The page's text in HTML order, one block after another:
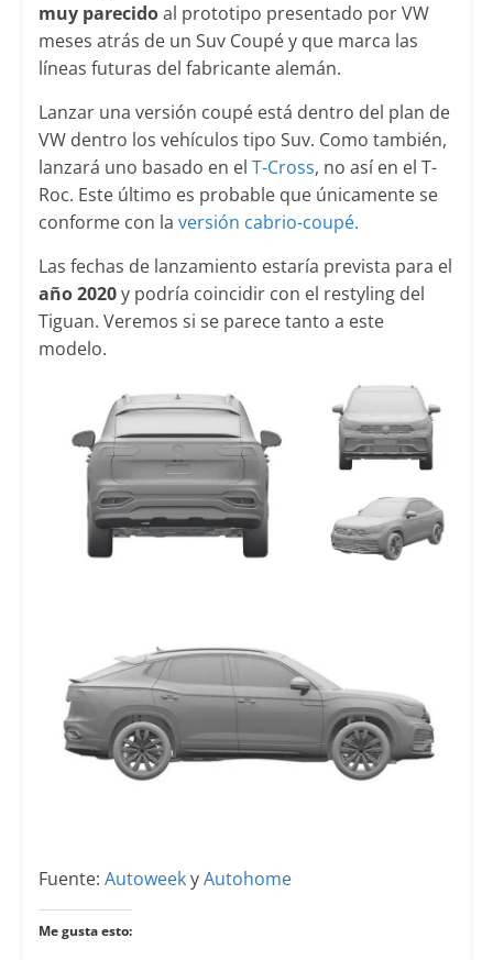
muy parecidoal prototipo presentado por VW
meses atrás de un Suv Coupé y que marca las
líneas futuras del fabricante alemán.
Lanzar una versión coupé está dentro del plan de
VW dentro los vehículos tipo Suv. Como también,
lanzará uno basado en el T-Cross, no así en el T-
Roc. Este último es probable que únicamente se
conforme con la versión cabrio-coupé.
Las fechas de lanzamiento estaría prevista para el
año 2020y podría coincidir con el restyling del
Tiguan. Veremos si se parece tanto a este
modelo.
Fuente: AutoweekyAutohome
Me gusta esto: